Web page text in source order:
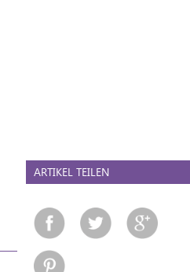
ARTIKEL TEILEN